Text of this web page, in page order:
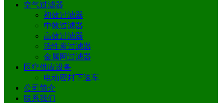
空气过滤器
初效过滤器
中效过滤器
高效过滤器
活性炭过滤器
金属网过滤器
医疗供应设备
电动密封下送车
公司简介
联系我们